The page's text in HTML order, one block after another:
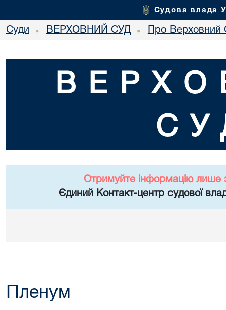
Судова влада
Суди • ВЕРХОВНИЙ СУД • Про Верховний
Отримуйте інформацію лише
Єдиний Контакт-центр судової
Пленум